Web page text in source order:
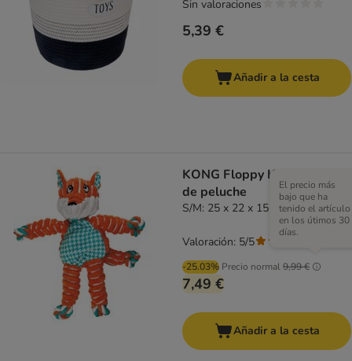
5,39 €
Sin valoraciones
Añadir a la cesta
KONG Floppy Knots zorro
de peluche
S/M: 25 x 22 x 15 cm (L x An x Al)
-25.03% Precio normal9,99 €
El precio más
bajo que ha
tenido el artículo
en los útimos 30
días.
7,49 €
Valoración: 5/5
Añadir a la cesta